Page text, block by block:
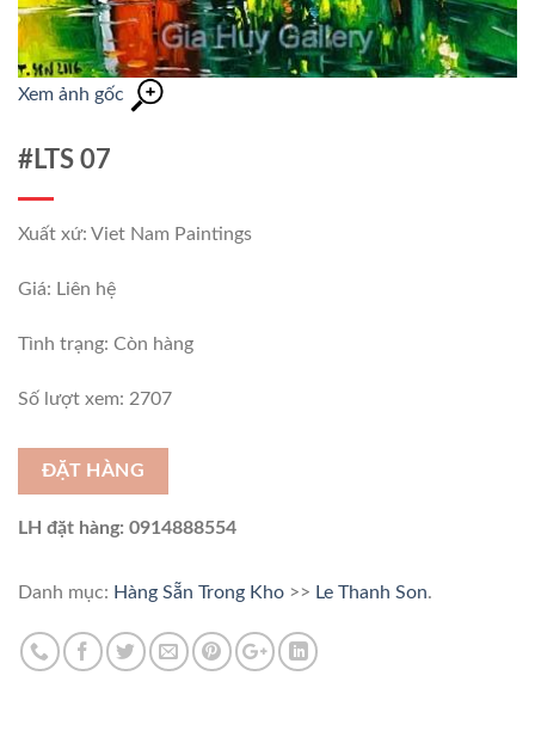
Xem ảnh gốc
#LTS 07
Xuất xứ: Viet Nam Paintings
Giá: Liên hệ
Tình trạng: Còn hàng
Số lượt xem: 2707
ĐẶT HÀNG
LH đặt hàng: 0914888554
Danh mục: Hàng Sẵn Trong Kho >> Le Thanh Son.